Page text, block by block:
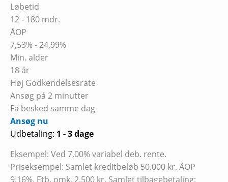
Løbetid
12 - 180 mdr.
ÅOP
7,53% - 24,99%
Min. alder
18 år
Høj Godkendelsesrate
Ansøg på 2 minutter
Få besked samme dag
Ansøg nu
Udbetaling: 1 - 3 dage
Eksempel: Ved 7.00% variabel deb. rente.
Priseksempel: Samlet kreditbeløb 50.000 kr. ÅOP
9.16%. Etb. omk. 2.500 kr. Samlet tilbagebetaling: